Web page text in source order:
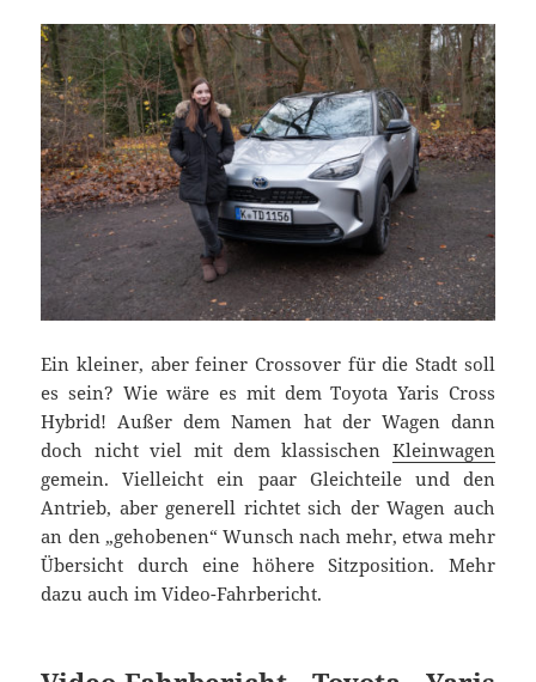
Ein kleiner, aber feiner Crossover für die Stadt soll
es sein? Wie wäre es mit dem Toyota Yaris Cross
Hybrid! Außer dem Namen hat der Wagen dann
doch nicht viel mit dem klassischen Kleinwagen
gemein. Vielleicht ein paar Gleichteile und den
Antrieb, aber generell richtet sich der Wagen auch
an den „gehobenen“ Wunsch nach mehr, etwa mehr
Übersicht durch eine höhere Sitzposition. Mehr
dazu auch im Video-Fahrbericht.